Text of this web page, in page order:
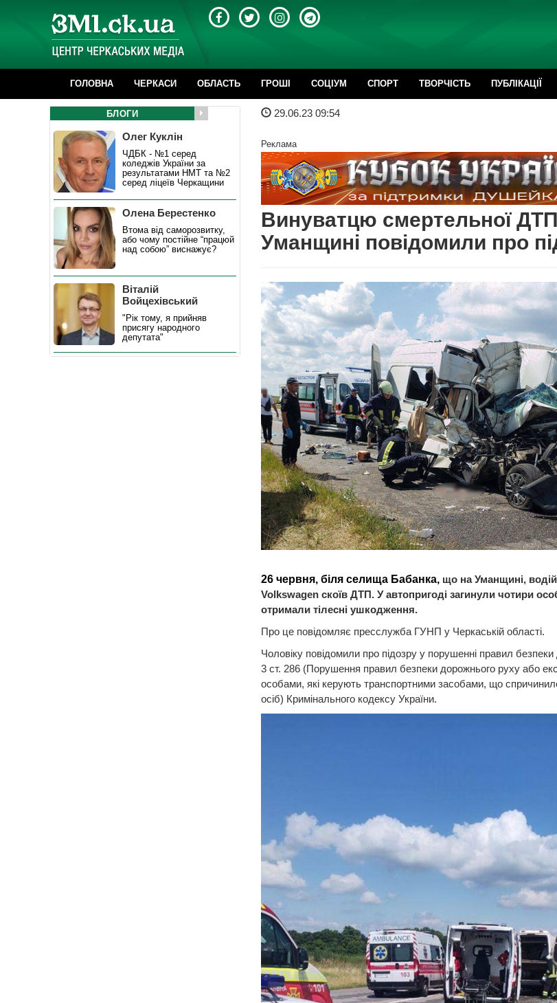
ГОЛОВНА ЧЕРКАСИ ОБЛАСТЬ ГРОШІ CОЦІУМ СПОРТ ТВОРЧІСТЬ ПУБЛІКАЦІЇ
29.06.23 09:54
Реклама
Винуватцю смертельної
Уманщині повідомили про
26 червня, біля селища Бабанка,що на Уманщині,
Volkswagen скоїв ДТП. У автопригоді загинули чотири
отримали тілесні ушкодження.
Про це повідомляє пресслужба ГУНП у Черкаській області.
Чоловіку повідомили про підозру у порушенні правил
3 ст. 286 (Порушення правил безпеки дорожнього руху або
особами, які керують транспортними засобами, що
осіб) Кримінального кодексу України.
БЛОГИ
Олег Куклін
ЧДБК - №1 серед
коледжів України за
результатами НМТ та №2
серед ліцеїв Черкащини
Олена Берестенко
Втома від саморозвитку,
або чому постійне “працюй
над собою” виснажує?
Віталій
Войцехівський
"Рік тому, я прийняв
присягу народного
депутата"